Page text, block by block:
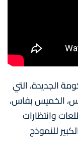
الجديدة، التي
الخميس بفاس،
وانتظارات
للنموذج